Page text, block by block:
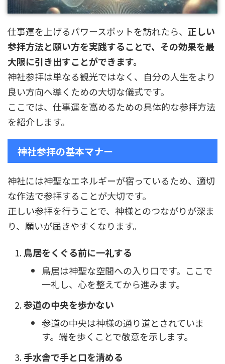
仕事運を上げるパワースポットを訪れたら、 正しい
参拝方法と願い方を実践することで、その効果を最
大限に引き出すことができます。
神社参拝は単なる観光ではなく、自分の人生をより
良い方向へ導くための大切な儀式です。
ここでは、仕事運を高めるための具体的な参拝方法
を紹介します。
神社参拝の基本マナー
神社には神聖なエネルギーが宿っているため、適切
な作法で参拝することが大切です。
正しい参拝を行うことで、神様とのつながりが深ま
り、願いが届きやすくなります。
鳥居をくぐる前に一礼する
鳥居は神聖な空間への入り口です。ここで
一礼し、心を整えてから進みます。
参道の中央を歩かない
参道の中央は神様の通り道とされていま
す。端を歩くことで敬意を示します。
手水舎で手と口を清める